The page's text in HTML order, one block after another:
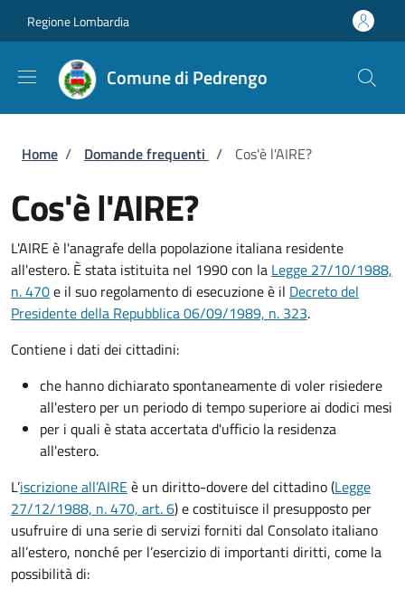
Regione Lombardia
Comune di Pedrengo
Briciole di pane
Home / Domande frequenti / Cos'è l'AIRE?
Cos'è l'AIRE?
L'AIRE è l'anagrafe della popolazione italiana residente
all'estero. È stata istituita nel 1990 con la Legge 27/10/1988,
n. 470e il suo regolamento di esecuzione è il Decreto del
Presidente della Repubblica 06/09/1989, n. 323.
Contiene i dati dei cittadini:
che hanno dichiarato spontaneamente di voler risiedere
all'estero per un periodo di tempo superiore ai dodici mesi
per i quali è stata accertata d'ufficio la residenza
all'estero.
L’iscrizione all’AIRE è un diritto-dovere del cittadino (Legge
27/12/1988, n. 470, art. 6) e costituisce il presupposto per
usufruire di una serie di servizi forniti dal Consolato italiano
all’estero, nonché per l’esercizio di importanti diritti, come la
possibilità di: